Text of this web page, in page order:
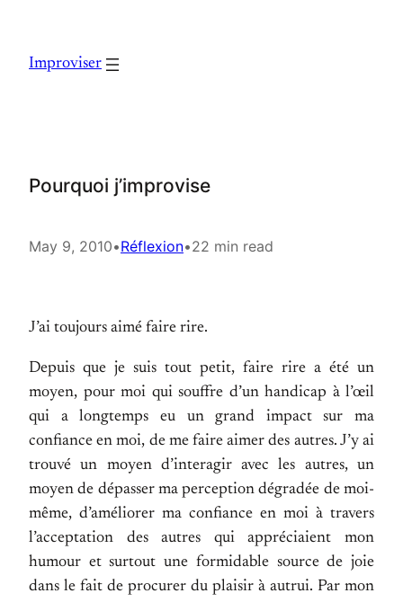
content
Improviser
Pourquoi j’improvise
May 9, 2010•Réflexion•22 min read
J’ai toujours aimé faire rire.
Depuis que je suis tout petit, faire rire a été un
moyen, pour moi qui souffre d’un handicap à l’œil
qui a longtemps eu un grand impact sur ma
confiance en moi, de me faire aimer des autres. J’y ai
trouvé un moyen d’interagir avec les autres, un
moyen de dépasser ma perception dégradée de moi-
même, d’améliorer ma confiance en moi à travers
l’acceptation des autres qui appréciaient mon
humour et surtout une formidable source de joie
dans le fait de procurer du plaisir à autrui. Par mon